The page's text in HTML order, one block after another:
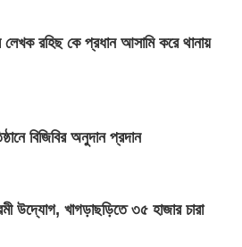
লেখক রহিছ কে প্রধান আসামি করে থানায়
বিজিবির অনুদান প্রদান
উদ্যোগ, খাগড়াছড়িতে ৩৫ হাজার চারা